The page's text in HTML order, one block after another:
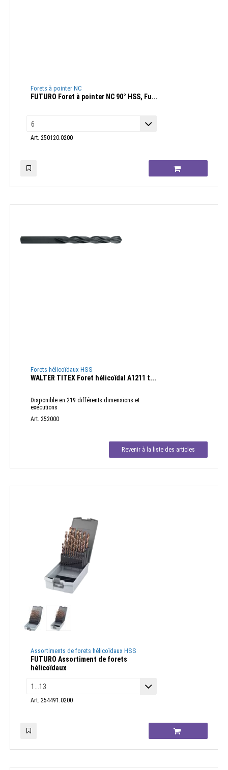
Forets à pointer NC
FUTURO Foret à pointer NC 90° HSS, Fu...
Art. 250120.0200
Forets hélicoïdaux HSS
WALTER TITEX Foret hélicoïdal A1211 t...
Disponible en 219 différents dimensions et
exécutions
Art. 252000
Revenir à la liste des articles
Assortiments de forets hélicoïdaux HSS
FUTURO Assortiment de forets
hélicoïdaux
Art. 254491.0200